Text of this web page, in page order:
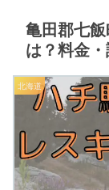
亀田郡七
は？料金
北海道